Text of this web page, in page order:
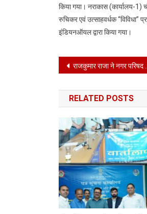
किया गया। नराकास (कार्यालय-1)
रुचिकर एवं उत्साहवर्धक “विविधा”
इंडियनऑयल द्वारा किया गया।
Post
navigation
राजकुमार राजा ने नगर परिषद भोगपुर के अध्यक्ष और राकेश बग्गा ने वरिष्ठ उपाध्यक्ष का पद संभाला*
RELATED POSTS